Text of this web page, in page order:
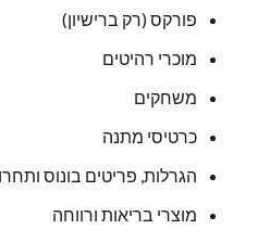
פורקס (רק ברישיון)
מוכרי רהיטים
משחקים
כרטיסי מתנה
הגרלות, פריטים בונוס
מוצרי בריאות ורווחה